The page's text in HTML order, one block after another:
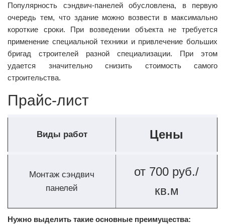
Популярность сэндвич-панелей обусловлена, в первую
очередь тем, что здание можно возвести в максимально
короткие сроки. При возведении объекта не требуется
применение специальной техники и привлечение больших
бригад строителей разной специализации. При этом
удается значительно снизить стоимость самого
строительства.
Прайс-лист
Виды работ Цены
Монтаж сэндвич
панелей
от 700 руб./
кв.м
Нужно выделить такие основные преимущества: